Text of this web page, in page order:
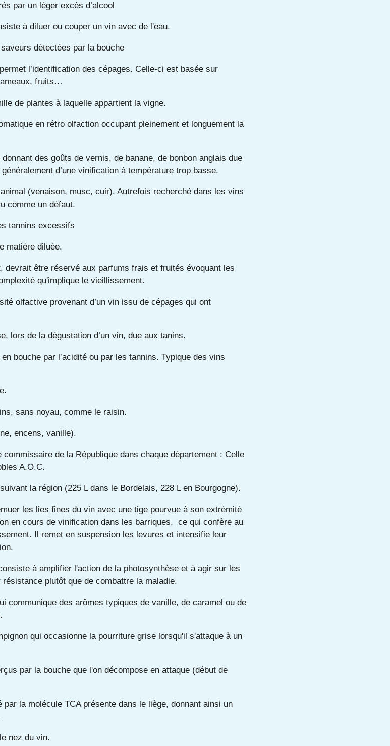
par un léger excès d’alcool
à diluer ou couper un vin avec de l'eau.
détectées par la bouche
l’identification des cépages. Celle-ci est basée sur
fruits…
de plantes à laquelle appartient la vigne.
en rétro olfaction occupant pleinement et longuement la
des goûts de vernis, de banane, de bonbon anglais due
d’une vinification à température trop basse.
(venaison, musc, cuir). Autrefois recherché dans les vins
comme un défaut.
tannins excessifs
matière diluée.
devrait être réservé aux parfums frais et fruités évoquant les
qu'implique le vieillissement.
olfactive provenant d’un vin issu de cépages qui ont
lors de la dégustation d’un vin, due aux tanins.
bouche par l’acidité ou par les tannins. Typique des vins
sans noyau, comme le raisin.
encens, vanille).
commissaire de la République dans chaque département : Celle
A.O.C.
la région (225 L dans le Bordelais, 228 L en Bourgogne).
les lies fines du vin avec une tige pourvue à son extrémité
en cours de vinification dans les barriques, ce qui confère au
Il remet en suspension les levures et intensifie leur
à amplifier l'action de la photosynthèse et à agir sur les
plutôt que de combattre la maladie.
communique des arômes typiques de vanille, de caramel ou de
qui occasionne la pourriture grise lorsqu'il s'attaque à un
par la bouche que l'on décompose en attaque (début de
par la molécule TCA présente dans le liège, donnant ainsi un
nez du vin.